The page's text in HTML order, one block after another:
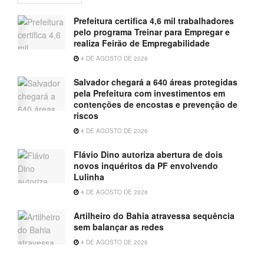
Prefeitura certifica 4,6 mil trabalhadores
pelo programa Treinar para Empregar e
realiza Feirão de Empregabilidade
4 DE AGOSTO DE 2026
Salvador chegará a 640 áreas protegidas
pela Prefeitura com investimentos em
contenções de encostas e prevenção de
riscos
4 DE AGOSTO DE 2026
Flávio Dino autoriza abertura de dois
novos inquéritos da PF envolvendo
Lulinha
4 DE AGOSTO DE 2026
Artilheiro do Bahia atravessa sequência
sem balançar as redes
4 DE AGOSTO DE 2026